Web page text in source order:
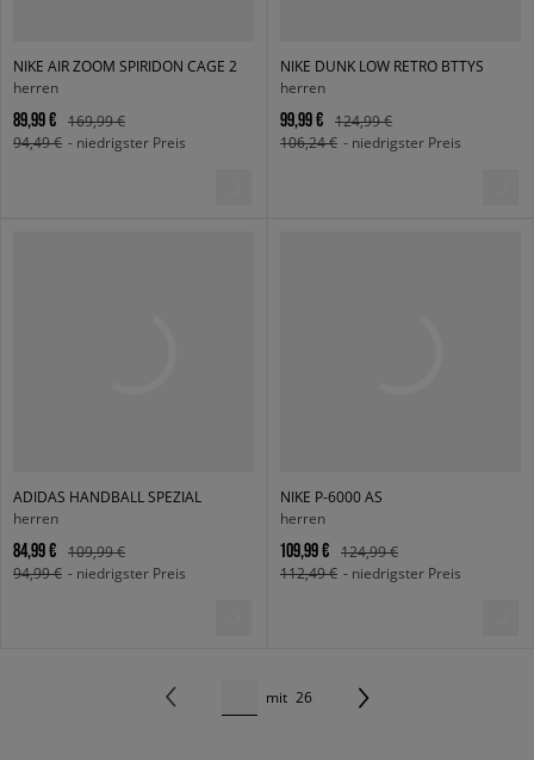
NIKE AIR ZOOM SPIRIDON CAGE 2
herren
89,99 €
169,99 €
94,49 € - niedrigster Preis
NIKE DUNK LOW RETRO BTTYS
herren
99,99 €
124,99 €
106,24 € - niedrigster Preis
ADIDAS HANDBALL SPEZIAL
herren
84,99 €
109,99 €
94,99 € - niedrigster Preis
NIKE P-6000 AS
herren
109,99 €
124,99 €
112,49 € - niedrigster Preis
mit 26